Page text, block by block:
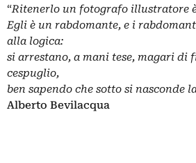
“Ritenerlo un fotografo illustratore
Egli è un rabdomante, e i
alla logica:
si arrestano, a mani tese, magari di
cespuglio,
ben sapendo che sotto si nasconde
Alberto Bevilacqua